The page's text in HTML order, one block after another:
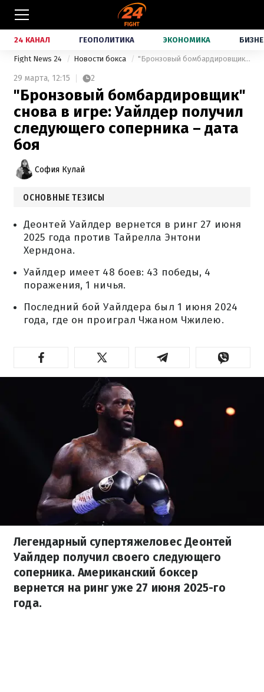
24 КАНАЛ ГЕОПОЛИТИКА ЭКОНОМИКА
Fight News 24 Новости бокса "Бронзовый бомбардировщик" снова в игре: Уайлдер получил следующего соперника – дата боя
29 марта, 12:15 2
"Бронзовый бомбардировщик"
снова в игре: Уайлдер получил
следующего соперника – дата
боя
София Кулай
ОСНОВНЫЕ ТЕЗИСЫ
Деонтей Уайлдер вернется в ринг 27 июня
2025 года против Тайрелла Энтони
Херндона.
Уайлдер имеет 48 боев: 43 победы, 4
поражения, 1 ничья.
Последний бой Уайлдера был 1 июня 2024
года, где он проиграл Чжаном Чжилею.
Легендарный супертяжеловес Деонтей
Уайлдер получил своего следующего
соперника. Американский боксер
вернется на ринг уже 27 июня 2025-го
года.